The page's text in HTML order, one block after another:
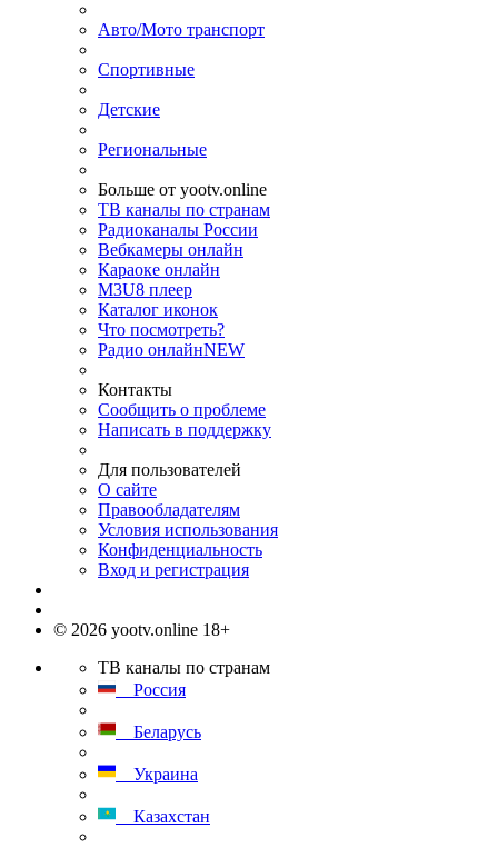
Авто/Мото транспорт
Спортивные
Детские
Региональные
Больше от yootv.online
ТВ каналы по странам
Радиоканалы России
Вебкамеры онлайн
Караоке онлайн
M3U8 плеер
Каталог иконок
Что посмотреть?
Радио онлайнNEW
Контакты
Сообщить о проблеме
Написать в поддержку
Для пользователей
О сайте
Правообладателям
Условия использования
Конфиденциальность
Вход и регистрация
© 2026 yootv.online 18+
ТВ каналы по странам
Россия
Беларусь
Украина
Казахстан